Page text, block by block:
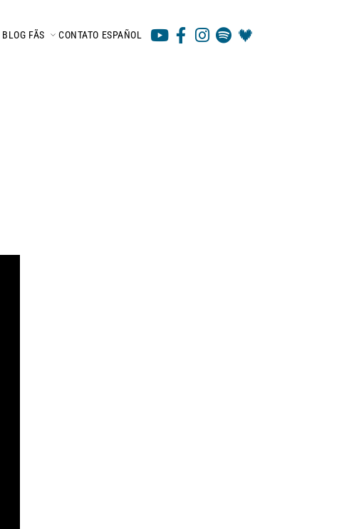
BLOG FÃS CONTATO ESPAÑOL